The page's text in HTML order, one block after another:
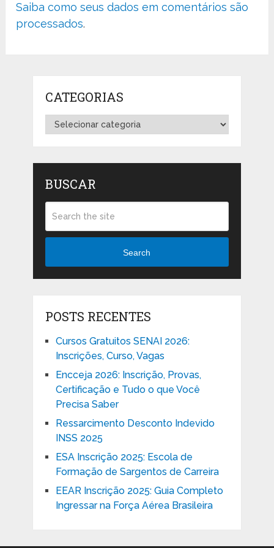
Saiba como seus dados em comentários são
processados.
CATEGORIAS
Categorias
BUSCAR
Search
POSTS RECENTES
Cursos Gratuitos SENAI 2026:
Inscrições, Curso, Vagas
Encceja 2026: Inscrição, Provas,
Certificação e Tudo o que Você
Precisa Saber
Ressarcimento Desconto Indevido
INSS 2025
ESA Inscrição 2025: Escola de
Formação de Sargentos de Carreira
EEAR Inscrição 2025: Guia Completo
Ingressar na Força Aérea Brasileira